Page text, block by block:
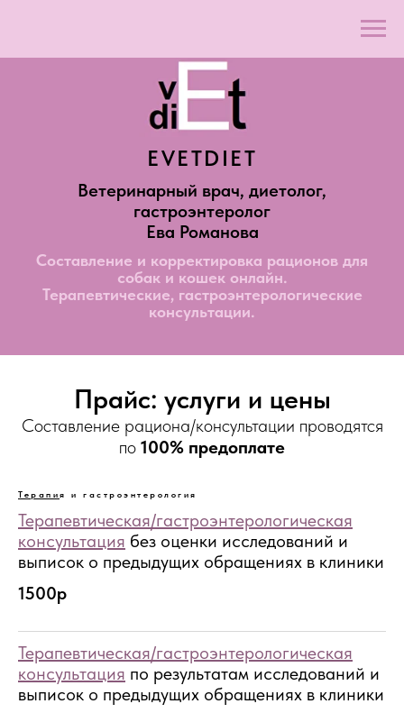
EVETDIET
Ветеринарный врач, диетолог,
гастроэнтеролог
Ева Романова
Составление и корректировка рационов для
собак и кошек онлайн.
Терапевтические, гастроэнтерологические
консультации.
Прайс: услуги и цены
Составление рациона/консультации проводятся
по 100% предоплате
Терапия и гастроэнтерология
Терапевтическая/гастроэнтерологическая
консультация без оценки исследований и
выписок о предыдущих обращениях в клиники
1500р
Терапевтическая/гастроэнтерологическая
консультация по результатам исследований и
выписок о предыдущих обращениях в клиники